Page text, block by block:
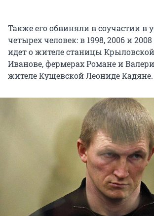
Также его обвиняли в соучастии в
четырех человек: в 1998, 2006 и
идет о жителе станицы
Иванове, фермерах Романе и
жителе Кущевской Леониде Кадяне.